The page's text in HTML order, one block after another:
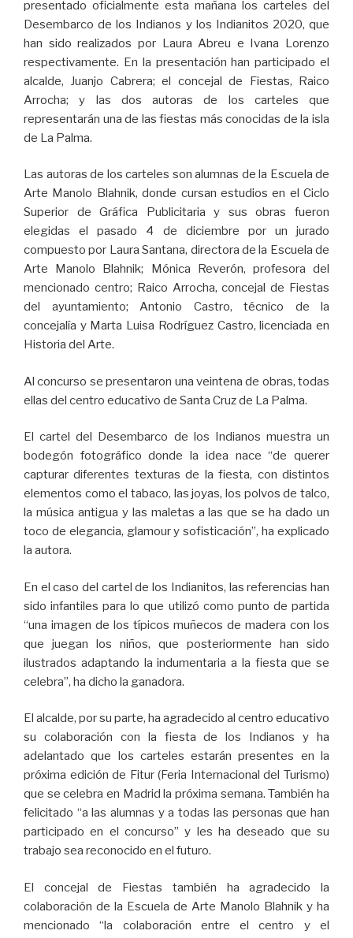
presentado oficialmente esta mañana los carteles del
Desembarco de los Indianos y los Indianitos 2020, que
han sido realizados por Laura Abreu e Ivana Lorenzo
respectivamente. En la presentación han participado el
alcalde, Juanjo Cabrera; el concejal de Fiestas, Raico
Arrocha; y las dos autoras de los carteles que
representarán una de las fiestas más conocidas de la isla
de La Palma.
Las autoras de los carteles son alumnas de la Escuela de
Arte Manolo Blahnik, donde cursan estudios en el Ciclo
Superior de Gráfica Publicitaria y sus obras fueron
elegidas el pasado 4 de diciembre por un jurado
compuesto por Laura Santana, directora de la Escuela de
Arte Manolo Blahnik; Mónica Reverón, profesora del
mencionado centro; Raico Arrocha, concejal de Fiestas
del ayuntamiento; Antonio Castro, técnico de la
concejalía y Marta Luisa Rodríguez Castro, licenciada en
Historia del Arte.
Al concurso se presentaron una veintena de obras, todas
ellas del centro educativo de Santa Cruz de La Palma.
El cartel del Desembarco de los Indianos muestra un
bodegón fotográfico donde la idea nace “de querer
capturar diferentes texturas de la fiesta, con distintos
elementos como el tabaco, las joyas, los polvos de talco,
la música antigua y las maletas a las que se ha dado un
toco de elegancia, glamour y sofisticación”, ha explicado
la autora.
En el caso del cartel de los Indianitos, las referencias han
sido infantiles para lo que utilizó como punto de partida
“una imagen de los típicos muñecos de madera con los
que juegan los niños, que posteriormente han sido
ilustrados adaptando la indumentaria a la fiesta que se
celebra”, ha dicho la ganadora.
El alcalde, por su parte, ha agradecido al centro educativo
su colaboración con la fiesta de los Indianos y ha
adelantado que los carteles estarán presentes en la
próxima edición de Fitur (Feria Internacional del Turismo)
que se celebra en Madrid la próxima semana. También ha
felicitado “a las alumnas y a todas las personas que han
participado en el concurso” y les ha deseado que su
trabajo sea reconocido en el futuro.
El concejal de Fiestas también ha agradecido la
colaboración de la Escuela de Arte Manolo Blahnik y ha
mencionado “la colaboración entre el centro y el